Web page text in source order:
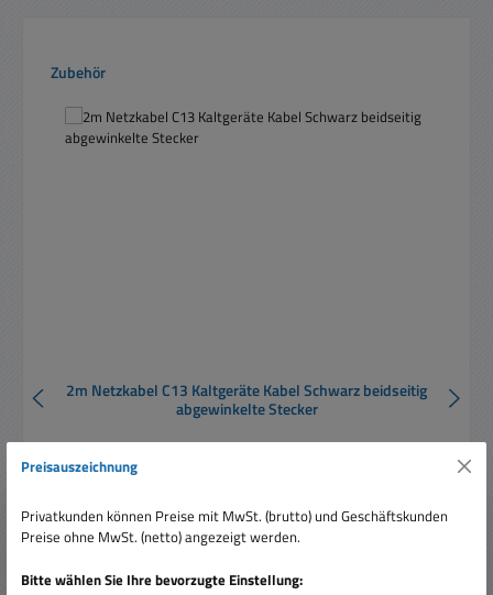
Produktgalerie überspringen
Zubehör
2m Netzkabel C13 Kaltgeräte Kabel Schwarz beidseitig
abgewinkelte Stecker
Regulärer Preis:
Ab3,33 €
Preisauszeichnung
Privatkunden können Preise mit MwSt. (brutto) und Geschäftskunden
Preise ohne MwSt. (netto) angezeigt werden.
Bitte wählen Sie Ihre bevorzugte Einstellung: